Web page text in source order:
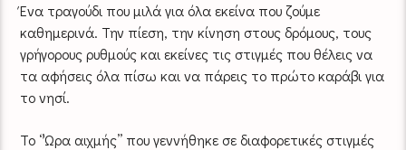
Ένα τραγούδι που μιλά για όλα εκείνα που ζούμε
καθημερινά. Την πίεση, την κίνηση στους δρόμους, τους
γρήγορους ρυθμούς και εκείνες τις στιγμές που θέλεις να
τα αφήσεις όλα πίσω και να πάρεις το πρώτο καράβι για
το νησί.
Το ‘’Ώρα αιχμής’’ που γεννήθηκε σε διαφορετικές στιγμές